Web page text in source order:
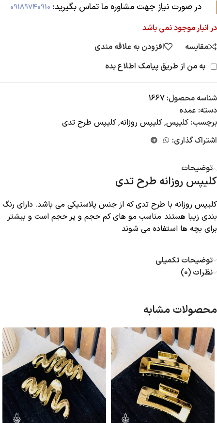
در صورت نیاز جهت مشاوره ما تماس بگیرید:‌ 09189740910
در انبار موجود نمی باشد
مقایسه
افزودن به علاقه مندی
به من از طریق پیامک اطلاع بده
شناسه محصول: 1667
دسته: عمده
برچسب: کلیپس,کلیپس روزانه,کلیپس طرح تدی
اشتراک گذاری:
توضیحات
کلیپس روزانه طرح تدی
کلیپس روزانه با طرح تدی که از جنس پلاستیکی می باشد. دارای رنگ
بندی زیبا هستند مناسب مو های کم حجم و پر حجم است و بیشتر
برای بچه ها استفاده می شوند
توضیحات تکمیلی
نظرات (0)
محصولات مشابه